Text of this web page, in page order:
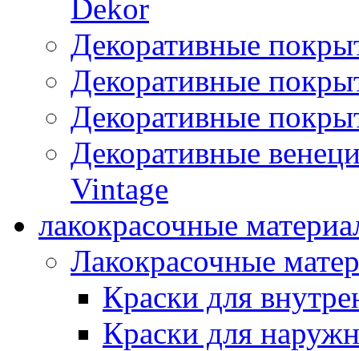
Dekor
Декоративные
Декоративные
Декоративные
Декоративные
Vintage
лакокрасочные
Лакокрасочные
Краски для
Краски для